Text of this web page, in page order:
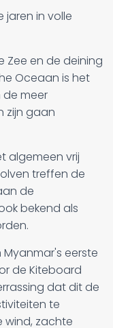
jaren in volle
Zee en de deining
Oceaan is het
meer
zijn gaan
algemeen vrij
treffen de
de
bekend als
eerste
de Kiteboard
dat dit de
te
wind, zachte